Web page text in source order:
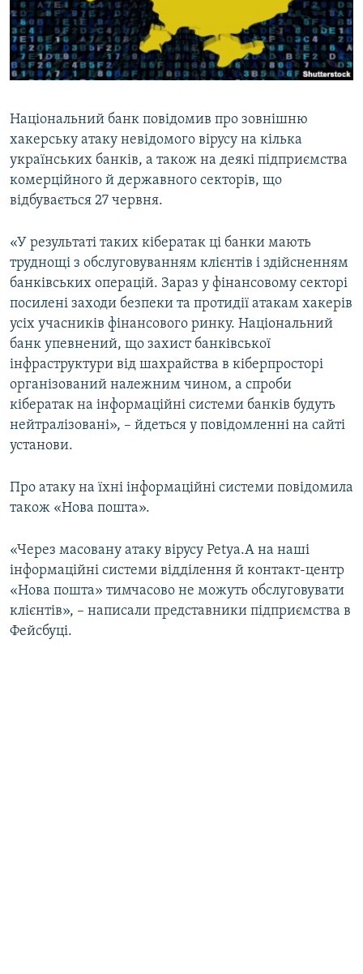
ВІДЕОУРОКИ «ELIFBE»
СВІДЧЕННЯ ОКУПАЦІЇ
УКРАЇНСЬКА ПРОБЛЕМА КРИМУ
Русский
Qırımtatar
Усі сайти RFE/RL
Національний банк повідомив про зовнішню
хакерську атаку невідомого вірусу на кілька
українських банків, а також на деякі підприємства
комерційного й державного секторів, що
відбувається 27 червня.
«У результаті таких кібератак ці банки мають
труднощі з обслуговуванням клієнтів і здійсненням
банківських операцій. Зараз у фінансовому секторі
посилені заходи безпеки та протидії атакам хакерів
усіх учасників фінансового ринку. Національний
банк упевнений, що захист банківської
інфраструктури від шахрайства в кіберпросторі
організований належним чином, а спроби
кібератак на інформаційні системи банків будуть
нейтралізовані», – йдеться у повідомленні на сайті
установи.
Про атаку на їхні інформаційні системи повідомила
також «Нова пошта».
«Через масовану атаку вірусу Petya.A на наші
інформаційні системи відділення й контакт-центр
«Нова пошта» тимчасово не можуть обслуговувати
клієнтів», – написали представники підприємства в
Фейсбуці.